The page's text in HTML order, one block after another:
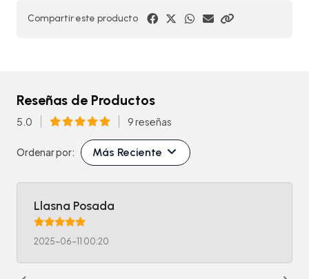
Compartir este producto
Reseñas de Productos
5.0 9 reseñas
Ordenar por: Más Reciente
Llasna Posada
2025-06-11 00:20